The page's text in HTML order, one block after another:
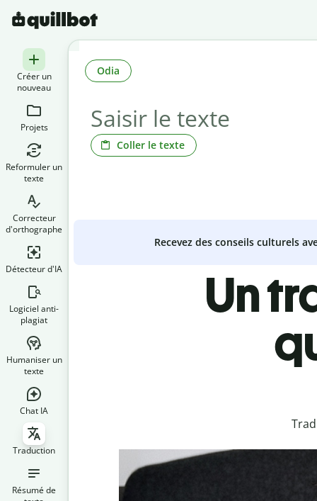
Créer un
nouveau
Projets
Reformuler un
texte
Correcteur
d'orthographe
Détecteur d'IA
Logiciel anti-
plagiat
Humaniser un
texte
Chat IA
Traduction
Résumé de
Coller le texte
Odia
Recevez des conseils culturels
Un